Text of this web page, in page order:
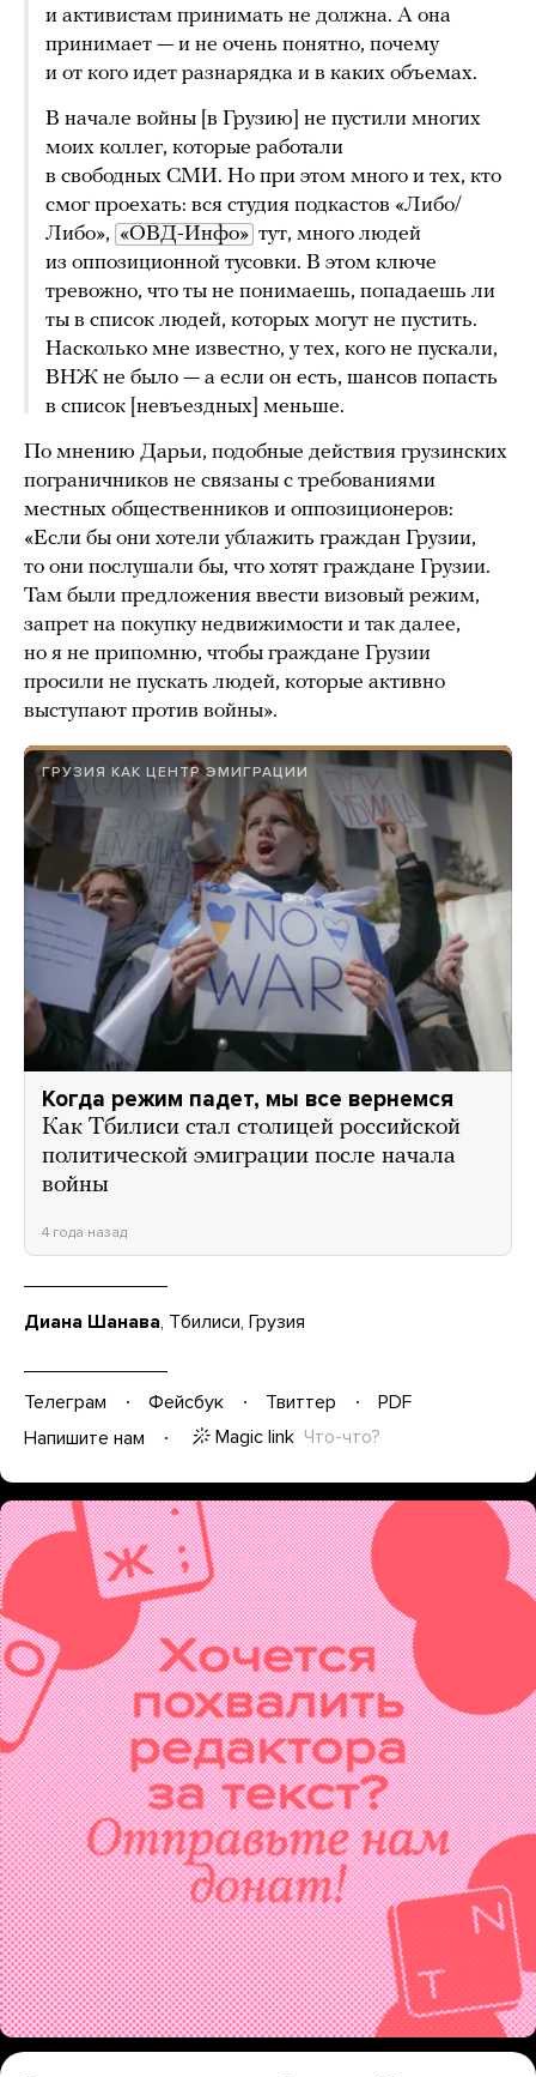
и активистам принимать не должна. А она
принимает — и не очень понятно, почему
и от кого идет разнарядка и в каких объемах.
В начале войны [в Грузию] не пустили многих
моих коллег, которые работали
в свободных СМИ. Но при этом много и тех, кто
смог проехать: вся студия подкастов «Либо/
Либо», «ОВД-Инфо» тут, много людей
из оппозиционной тусовки. В этом ключе
тревожно, что ты не понимаешь, попадаешь ли
ты в список людей, которых могут не пустить.
Насколько мне известно, у тех, кого не пускали,
ВНЖ не было — а если он есть, шансов попасть
в список [невъездных] меньше.
По мнению Дарьи, подобные действия грузинских
пограничников не связаны с требованиями
местных общественников и оппозиционеров:
«Если бы они хотели ублажить граждан Грузии,
то они послушали бы, что хотят граждане Грузии.
Там были предложения ввести визовый режим,
запрет на покупку недвижимости и так далее,
но я не припомню, чтобы граждане Грузии
просили не пускать людей, которые активно
выступают против войны».
ГРУЗИЯ КАК ЦЕНТР ЭМИГРАЦИИ
Когда режим падет, мы все вернемся
Как Тбилиси стал столицей российской
политической эмиграции после начала
войны
4 года назад
Диана Шанава, Тбилиси, Грузия
Телеграм Фейсбук Твиттер
PDF
Напишите нам
Magic link Что-что?